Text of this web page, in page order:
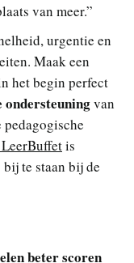
van meer.”
urgentie en
Maak een
het begin perfect
ondersteuningvan
is
te staan bij de
beter scoren